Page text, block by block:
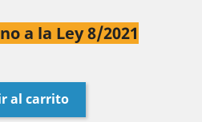
a la Ley 8/2021
al carrito